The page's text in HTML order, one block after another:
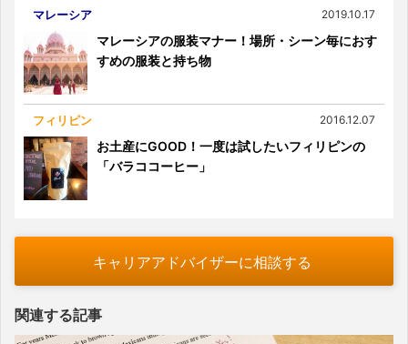
マレーシア 2019.10.17
マレーシアの服装マナー！場所・シーン毎におす
すめの服装と持ち物
フィリピン 2016.12.07
お土産にGOOD！一度は試したいフィリピンの
「バラココーヒー」
キャリアアドバイザーに相談する
関連する記事